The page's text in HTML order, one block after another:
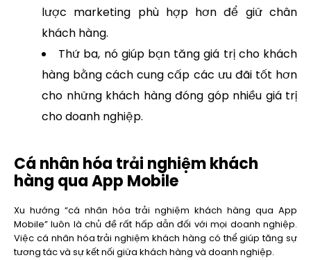
lược marketing phù hợp hơn để giữ chân
khách hàng.
Thứ ba, nó giúp bạn tăng giá trị cho khách
hàng bằng cách cung cấp các ưu đãi tốt hơn
cho những khách hàng đóng góp nhiều giá trị
cho doanh nghiệp.
Cá nhân hóa trải nghiệm khách
hàng qua App Mobile
Xu hướng “cá nhân hóa trải nghiệm khách hàng qua App
Mobile” luôn là chủ đề rất hấp dẫn đối với mọi doanh nghiệp.
Việc cá nhân hóa trải nghiệm khách hàng có thể giúp tăng sự
tương tác và sự kết nối giữa khách hàng và doanh nghiệp.